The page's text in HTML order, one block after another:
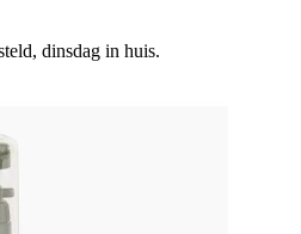
dinsdag in huis.